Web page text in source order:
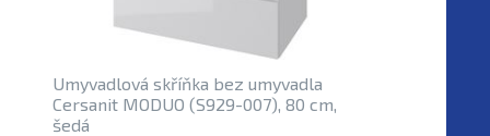
Umyvadlová skříňka bez umyvadla
Cersanit MODUO (S929-007), 80 cm,
šedá